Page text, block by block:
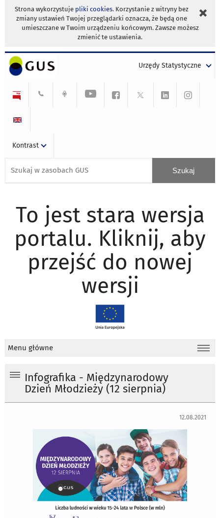
Strona wykorzystuje pliki cookies. Korzystanie z witryny bez
zmiany ustawień Twojej przeglądarki oznacza, że będą one
umieszczane w Twoim urządzeniu końcowym. Zawsze możesz
zmienić te ustawienia.
Urzędy Statystyczne
Kontrast
To jest stara wersja
portalu. Kliknij, aby
przejść do nowej
wersji
Menu główne
Infografika - Międzynarodowy
Dzień Młodzieży (12 sierpnia)
12.08.2021